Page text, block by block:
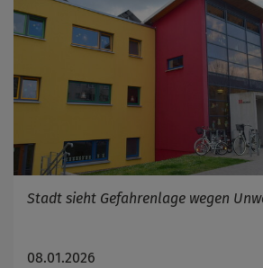
Stadt sieht Gefahrenlage wegen
08.01.2026